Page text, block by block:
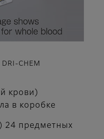
CHEM
крови)
в коробке
24 предметных